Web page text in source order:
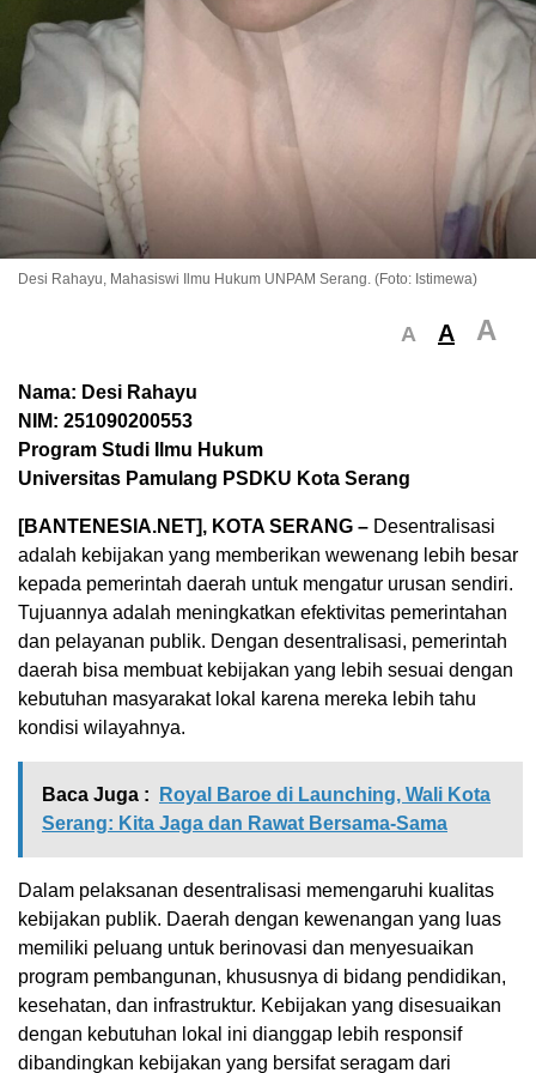
Desi Rahayu, Mahasiswi Ilmu Hukum UNPAM Serang. (Foto: Istimewa)
A A A
Nama: Desi Rahayu
NIM: 251090200553
Program Studi Ilmu Hukum
Universitas Pamulang PSDKU Kota Serang
[BANTENESIA.NET], KOTA SERANG – Desentralisasi
adalah kebijakan yang memberikan wewenang lebih besar
kepada pemerintah daerah untuk mengatur urusan sendiri.
Tujuannya adalah meningkatkan efektivitas pemerintahan
dan pelayanan publik. Dengan desentralisasi, pemerintah
daerah bisa membuat kebijakan yang lebih sesuai dengan
kebutuhan masyarakat lokal karena mereka lebih tahu
kondisi wilayahnya.
Baca Juga :
Royal Baroe di Launching, Wali Kota
Serang: Kita Jaga dan Rawat Bersama-Sama
Dalam pelaksanan desentralisasi memengaruhi kualitas
kebijakan publik. Daerah dengan kewenangan yang luas
memiliki peluang untuk berinovasi dan menyesuaikan
program pembangunan, khususnya di bidang pendidikan,
kesehatan, dan infrastruktur. Kebijakan yang disesuaikan
dengan kebutuhan lokal ini dianggap lebih responsif
dibandingkan kebijakan yang bersifat seragam dari